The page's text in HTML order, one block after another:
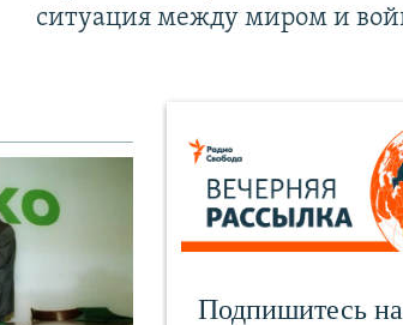
ситуация между миром и